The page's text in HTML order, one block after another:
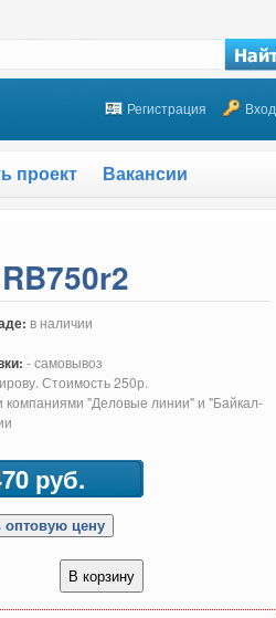
Регистрация Вход
проект Вакансии
в наличии
- самовывоз
Стоимость 250р.
компаниями "Деловые линии" и "Байкал-
руб.